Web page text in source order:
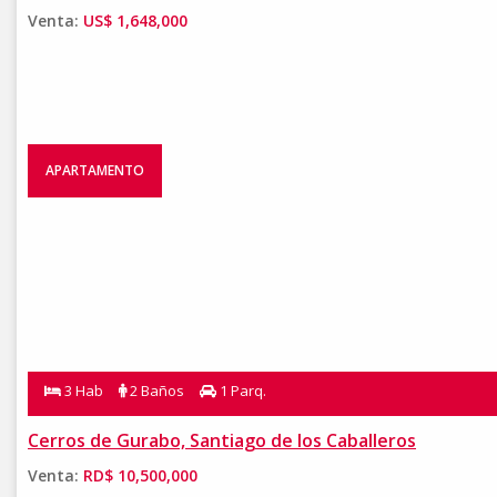
Venta: US$ 1,648,000
APARTAMENTO
3 Hab 2 Baños 1 Parq.
Cerros de Gurabo, Santiago de los Caballeros
Venta: RD$ 10,500,000